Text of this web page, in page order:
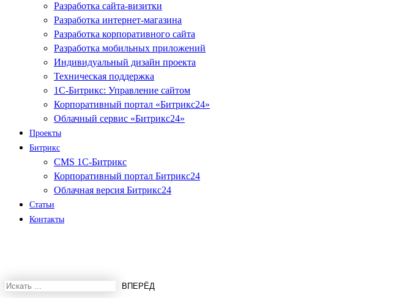
Разработка сайта-визитки
Разработка интернет-магазина
Разработка корпоративного сайта
Разработка мобильных приложений
Индивидуальный дизайн проекта
Техническая поддержка
1С-Битрикс: Управление сайтом
Корпоративный портал «Битрикс24»
Облачный сервис «Битрикс24»
Проекты
Битрикс
CMS 1С-Битрикс
Корпоративный портал Битрикс24
Облачная версия Битрикс24
Статьи
Контакты